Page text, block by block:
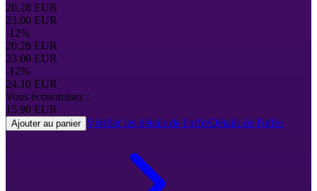
20.28 EUR
23.00 EUR
-12%
20.28 EUR
23.00 EUR
-12%
24.10 EUR
Vous économisez :
15.90 EUR
Ajouter au panier Vérifier les détails de l'offreDétails de l'offre